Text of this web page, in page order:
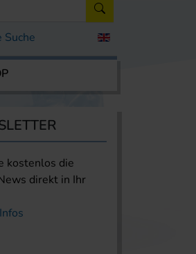
kostenlos die
direkt in Ihr